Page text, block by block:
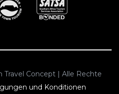
Travel Concept | Alle Rechte
und Konditionen